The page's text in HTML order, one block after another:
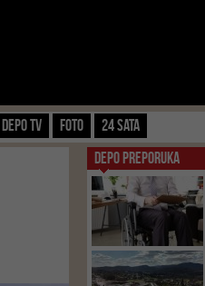
Depo TV FOTO 24 SATA
DEPO PREPORUKA